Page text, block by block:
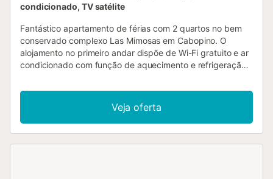
condicionado, TV satélite
Fantástico apartamento de férias com 2 quartos no bem
conservado complexo Las Mimosas em Cabopino. O
alojamento no primeiro andar dispõe de Wi-Fi gratuito e ar
condicionado com função de aquecimento e refrigeração,
totalmente equipada à direita. Há também uma lavandaria
separada. Em frente à cozinha encontra-se a área de
jantar com uma mesa de jantar creme e quatro cadeiras,
um aparador de madeira, mesa de centro, dois grandes
Veja oferta